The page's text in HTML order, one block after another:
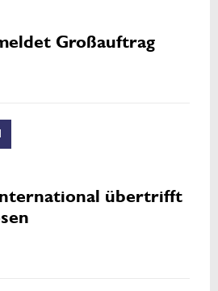
Großauftrag
übertrifft